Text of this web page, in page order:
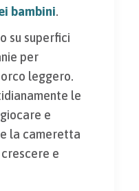
bambini.
su superfici
per
leggero.
le
e
la cameretta
e